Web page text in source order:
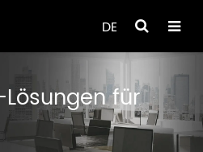
DE
für